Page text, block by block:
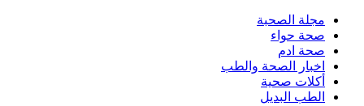
مجلة الصحبة
صحة حواء
صحة ادم
اخبار الصحة والطب
أكلات صحية
الطب البديل